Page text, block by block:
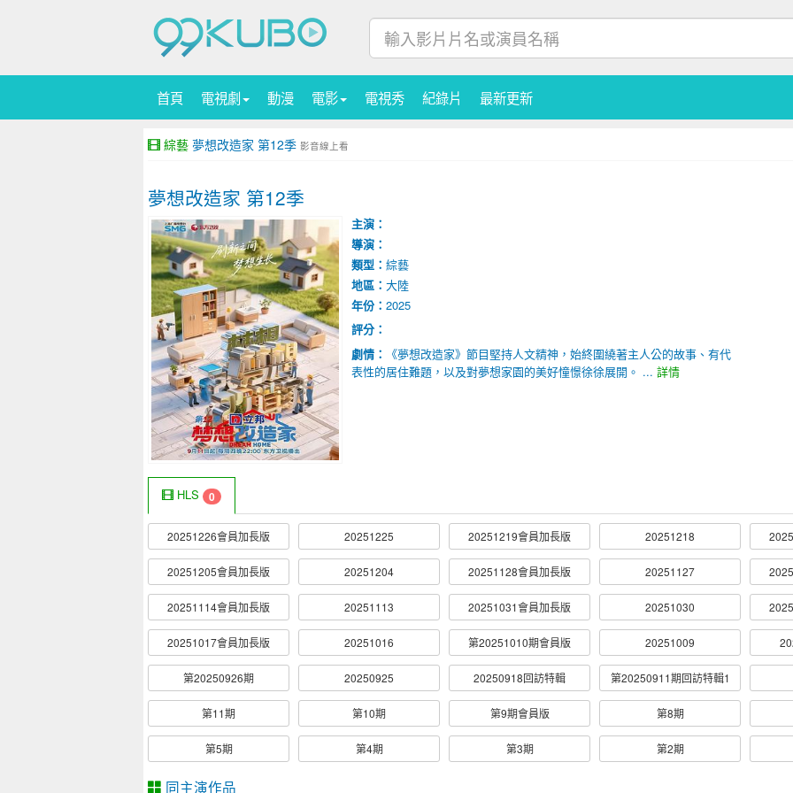
首頁 電視劇 動漫 電影 電視秀 紀錄片 最新更新
綜藝 夢想改造家 第12季 影音線上看
夢想改造家 第12季
主演：
導演：
類型： 綜藝
地區： 大陸
年份： 2025
評分：
劇情：
《夢想改造家》節目堅持人文精神，始終圍繞著主人公的故事、有代
表性的居住難題，以及對夢想家園的美好憧憬徐徐展開。 ... 詳情
HLS 0
20251226會員加長版 20251225 20251219會員加長版 20251218
20251205會員加長版 20251204 20251128會員加長版 20251127
20251114會員加長版 20251113 20251031會員加長版 20251030
20251017會員加長版 20251016 第20251010期會員版 20251009
第20250926期 20250925 20250918回訪特輯 第20250911期回訪特輯1
第11期 第10期 第9期會員版 第8期
第5期 第4期 第3期 第2期
同主演作品